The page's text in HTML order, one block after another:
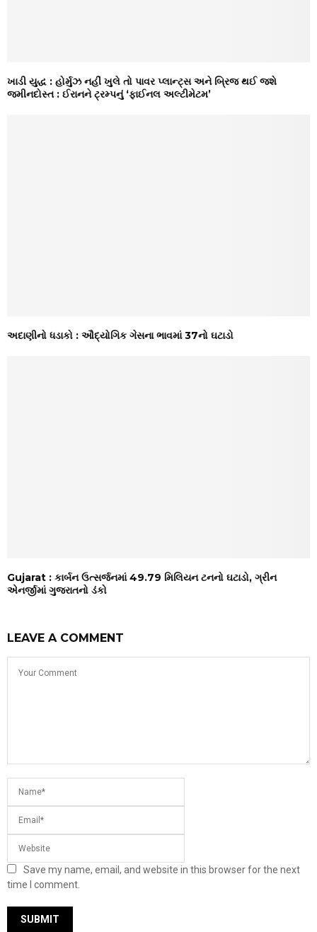
ખાડી યુદ્ધ : હોર્મુઝ નહીં ખુલે તો પાવર પ્લાન્ટ્સ અને બ્રિજ થઈ જશે
જમીનદોસ્ત : ઈરાનને ટ્રમ્પનું ‘ફાઈનલ અલ્ટીમેટમ’
અદાણીનો ધડાકો : ઔદ્યોગિક ગેસના ભાવમાં ₹37નો ઘટાડો
Gujarat : કાર્બન ઉત્સર્જનમાં 49.79 મિલિયન ટનનો ઘટાડો, ગ્રીન
એનર્જીમાં ગુજરાતનો ડંકો
LEAVE A COMMENT
Save my name, email, and website in this browser for the next
time I comment.